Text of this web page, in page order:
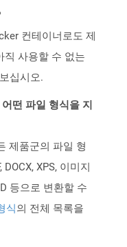
컨테이너로도 제
직 사용할 수 없는
십시오.
떤 파일 형식을 지
제품군의 파일 형
XPS, 이미지
등으로 변환할 수
식의 전체 목록을